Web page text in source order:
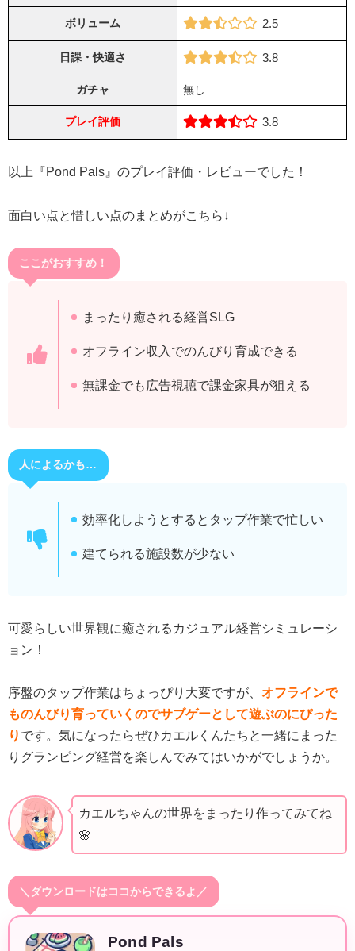
ボリューム 2.5
日課・快適さ 3.8
ガチャ 無し
プレイ評価 3.8
以上『Pond Pals』のプレイ評価・レビューでした！
面白い点と惜しい点のまとめがこちら↓
ここがおすすめ！
まったり癒される経営SLG
オフライン収入でのんびり育成できる
無課金でも広告視聴で課金家具が狙える
人によるかも…
効率化しようとするとタップ作業で忙しい
建てられる施設数が少ない
可愛らしい世界観に癒されるカジュアル経営シミュレーシ
ョン！
序盤のタップ作業はちょっぴり大変ですが、 オフラインで
ものんびり育っていくのでサブゲーとして遊ぶのにぴった
り です。気になったらぜひカエルくんたちと一緒にまった
りグランピング経営を楽しんでみてはいかがでしょうか。
カエルちゃんの世界をまったり作ってみてね
🌸
＼ダウンロードはココからできるよ／
Pond Pals